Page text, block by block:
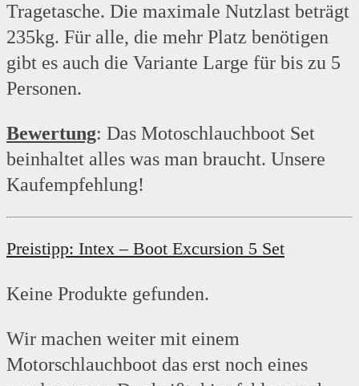
Tragetasche. Die maximale Nutzlast beträgt
235kg. Für alle, die mehr Platz benötigen
gibt es auch die Variante Large für bis zu 5
Personen.
Bewertung: Das Motoschlauchboot Set
beinhaltet alles was man braucht. Unsere
Kaufempfehlung!
Preistipp: Intex – Boot Excursion 5 Set
Keine Produkte gefunden.
Wir machen weiter mit einem
Motorschlauchboot das erst noch eines